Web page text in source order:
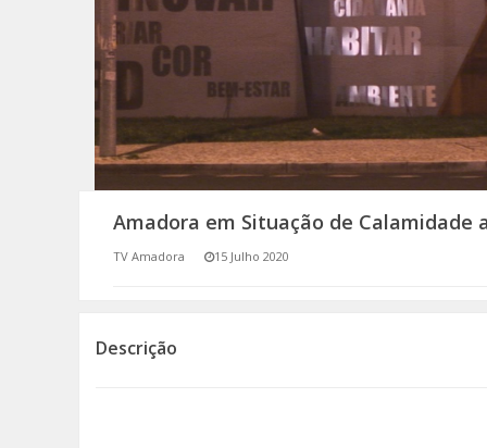
SOMOS TODOS EUROPEUS
ENCONTROS IMAGINÁRIOS
AMADORA LIGA À RESILIÊNCIA
VEMOS OUVIMOS E LEMOS
HISTÓRIAS DE ABRIL
Amadora em Situação de Calamidade
TV Amadora 15 Julho 2020
Descrição